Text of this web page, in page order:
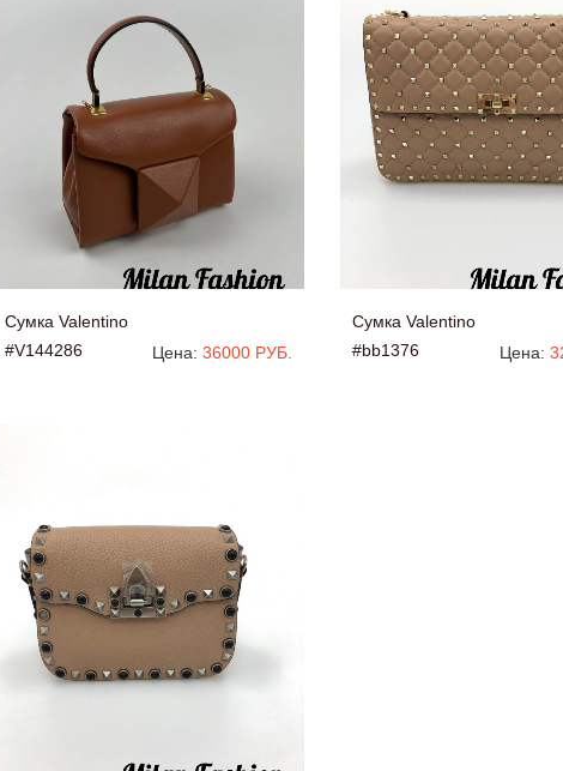
Сумка Valentino
#V144286
Цена: 36000 РУБ.
Сумка Valentino
#bb1376
Цена: